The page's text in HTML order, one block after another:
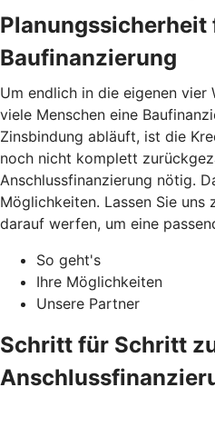
Planungssicherheit
Baufinanzierung
Um endlich in die eigenen vier
viele Menschen eine
Zinsbindung abläuft, ist die
noch nicht komplett
Anschlussfinanzierung nötig.
Möglichkeiten. Lassen Sie uns
darauf werfen, um eine
So geht's
Ihre Möglichkeiten
Unsere Partner
Schritt für Schritt